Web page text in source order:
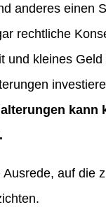
anderes einen
rechtliche
und kleines Geld
kann
auf die